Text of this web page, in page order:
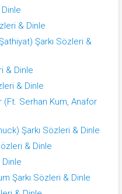
& Dinle
Şarkı Sözleri &
& Dinle
& Dinle
(Ft. Serhan Kum, Anafor
Şarkı Sözleri & Dinle
& Dinle
Dinle
Şarkı Sözleri & Dinle